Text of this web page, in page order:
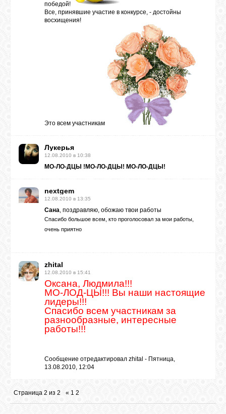
победой!
Все, принявшие участие в конкурсе, - достойны
восхищения!
Это всем участникам
Лукерья
12.08.2010 в 10:38
МО-ЛО-ДЦЫ !МО-ЛО-ДЦЫ! МО-ЛО-ДЦЫ!
nextgem
12.08.2010 в 13:35
Сана, поздравляю, обожаю твои работы
Спасибо большое всем, кто проголосовал за мои работы,
очень приятно
zhital
12.08.2010 в 15:41
Оксана, Людмила!!!
МО-ЛОД-ЦЫ!!! Вы наши настоящие
лидеры!!!
Спасибо всем участникам за
разнообразные, интересные
работы!!!
Сообщение отредактировал zhital - Пятница,
13.08.2010, 12:04
Страница 2 из 2 « 1 2